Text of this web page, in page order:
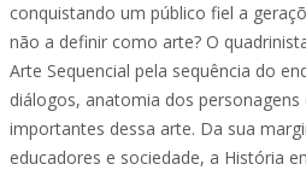
conquistando um público fiel a
não a definir como arte? O
Arte Sequencial pela sequência do
diálogos, anatomia dos
importantes dessa arte. Da sua
educadores e sociedade, a História